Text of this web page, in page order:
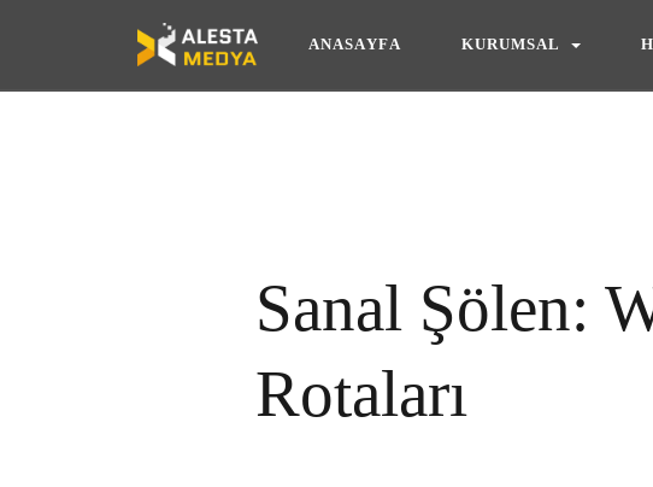
ANASAYFA
KURUMSAL
H
Sanal Şölen:
Rotaları